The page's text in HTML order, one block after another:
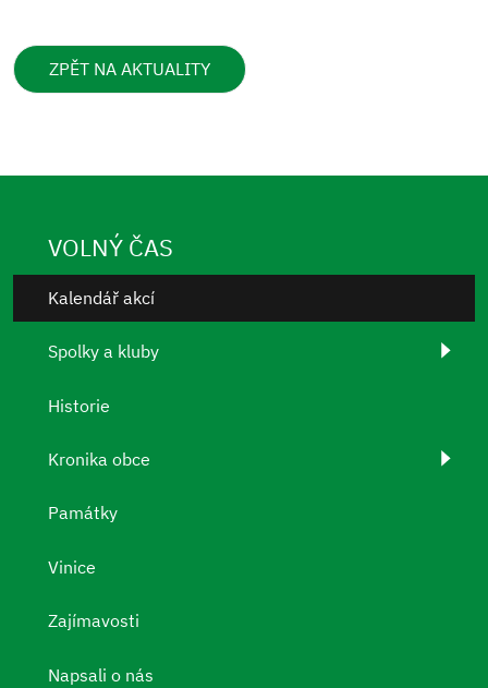
ZPĚT NA AKTUALITY
VOLNÝ ČAS
Kalendář akcí
Spolky a kluby
Historie
Kronika obce
Památky
Vinice
Zajímavosti
Napsali o nás